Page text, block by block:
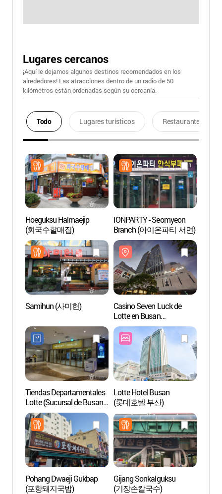
Lugares cercanos
¡Aquí le dejamos algunos destinos recomendados en los
alrededores! Las atracciones dentro de un radio de 50
kilómetros están ordenadas según su cercanía.
Todo Lugares turísticos Restaurantes
Hoeguksu Halmaejip
(회국수할매집)
IONPARTY - Seomyeon
Branch (아이온파티 서면)
Samihun (사미헌)
Casino Seven Luck de
Lotte en Busan
(세븐럭카지노
(부산롯데점))
Tiendas Departamentales
Lotte (Sucursal de Busan)
(롯데백화점 (부산본점))
Lotte Hotel Busan
(롯데호텔 부산)
Pohang Dwaeji Gukbap
(포항돼지국밥)
Gijang Sonkalguksu
(기장손칼국수)